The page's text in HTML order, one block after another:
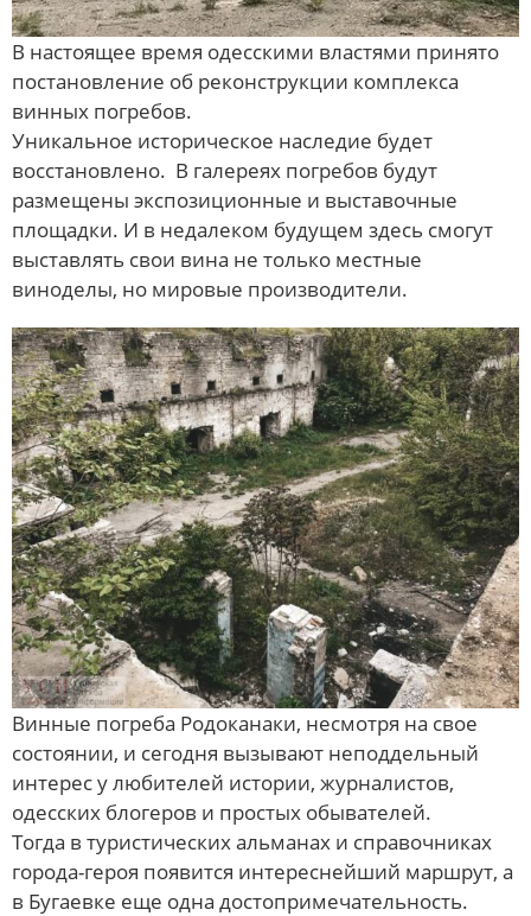
В настоящее время одесскими властями принято
постановление об реконструкции комплекса
винных погребов.
Уникальное историческое наследие будет
восстановлено. В галереях погребов будут
размещены экспозиционные и выставочные
площадки. И в недалеком будущем здесь смогут
выставлять свои вина не только местные
виноделы, но мировые производители.
Винные погреба Родоканаки, несмотря на свое
состоянии, и сегодня вызывают неподдельный
интерес у любителей истории, журналистов,
одесских блогеров и простых обывателей.
Тогда в туристических альманах и справочниках
города-героя появится интереснейший маршрут, а
в Бугаевке еще одна достопримечательность.